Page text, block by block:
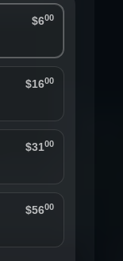
$600
$1600
$3100
$5600